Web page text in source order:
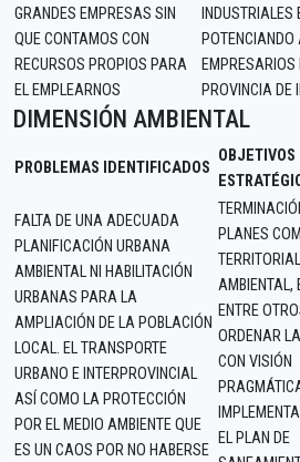
GRANDES EMPRESAS SIN
QUE CONTAMOS CON
RECURSOS PROPIOS PARA
EL EMPLEARNOS
INDUSTRIALES
EMPRESARIOS
PROVINCIA DE
DIMENSIÓN AMBIENTAL
PROBLEMAS IDENTIFICADOS
OBJETIVOS
FALTA DE UNA ADECUADA
PLANIFICACIÓN URBANA
AMBIENTAL NI HABILITACIÓN
URBANAS PARA LA
AMPLIACIÓN DE LA POBLACIÓN
LOCAL. EL TRANSPORTE
URBANO E INTERPROVINCIAL
ASÍ COMO LA PROTECCIÓN
POR EL MEDIO AMBIENTE QUE
ES UN CAOS POR NO HABERSE
PLANES
AMBIENTAL,
ENTRE
ORDENAR
CON VISIÓN
EL PLAN DE